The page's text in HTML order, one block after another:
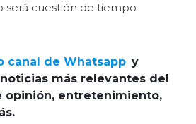
será cuestión de tiempo
canal de Whatsapp y
más relevantes del
opinión, entretenimiento,